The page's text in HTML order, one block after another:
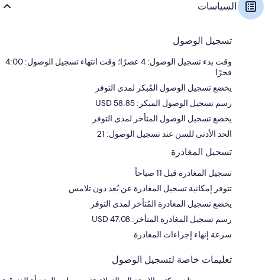
السياسات
تسجيل الوصول
وقت بدء تسجيل الوصول: 4 عصرًا؛ وقت انتهاء تسجيل الوصول: 4:00
فجرًا
يخضع تسجيل الوصول المُبكر لمدى التوفر
رسم تسجيل الوصول المبكر: 58.85 USD
يخضع تسجيل الوصول المتأخر لمدى التوفر
الحد الأدنى للسن عند تسجيل الوصول: 21
تسجيل المغادرة
تسجيل المغادرة قبل 11 صباحاً
تتوفر إمكانية تسجيل المغادرة عن بُعد دون تلامس
يخضع تسجيل المغادرة المُتأخر لمدى التوفر
رسم تسجيل المغادرة المتأخر: 47.08 USD
سرعة إنهاء إجراءات المغادرة
تعليمات خاصة لتسجيل الوصول